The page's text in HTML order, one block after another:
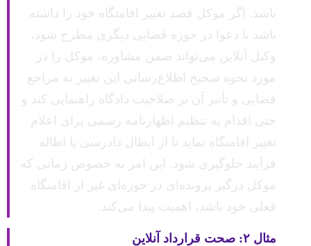
باشد. اگر موکل قصد تغییر اقامتگاه خود را داشته
باشد یا دعوا در حوزه قضایی دیگری مطرح شود،
وکیل آنلاین می‌تواند ضمن مشاوره، موکل را در
مورد نحوه صحیح اطلاع‌رسانی این تغییر به مراجع
قضایی و تأثیر آن بر صلاحیت دادگاه راهنمایی کند و
حتی اقدام به تنظیم اظهارنامه رسمی برای اعلام
تغییر اقامتگاه نماید تا از ابطال دادرسی یا اطاله
فرآیند جلوگیری شود. این امر به خصوص زمانی که
موکل درگیر پرونده‌ای در حوزه‌ای غیر از اقامتگاه
فعلی خود باشد، اهمیت پیدا می‌کند.
مثال ۲: صحت قرارداد آنلاین